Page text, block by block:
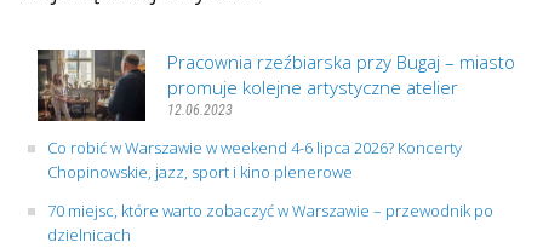
Pracownia rzeźbiarska przy Bugaj – miasto
promuje kolejne artystyczne atelier
12.06.2023
Co robić w Warszawie w weekend 4-6 lipca 2026? Koncerty
Chopinowskie, jazz, sport i kino plenerowe
70 miejsc, które warto zobaczyć w Warszawie – przewodnik po
dzielnicach